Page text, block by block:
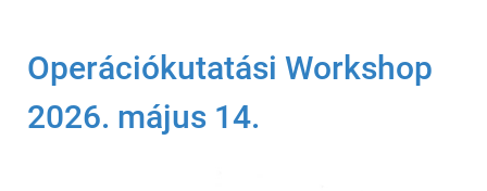
Operációkutatási Workshop
2026. május 14.